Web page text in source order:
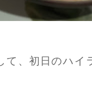
て、初日のハイ